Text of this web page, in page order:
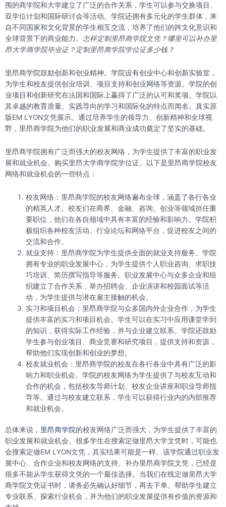
围的商学院和大学建立了广泛的合作关系，学生可以参与交换项目、
双学位计划和国际研讨会等活动。学院还拥有多元化的学生群体，来
自不同国家和文化背景的学生相互交流，培养了他们的跨文化意识和
全球背景下的商业能力。 怎样定制里昂商学院文凭？哪里可以补办里
昂大学商学院毕业证？定制里昂商学院学位证多少钱？
里昂商学院鼓励创新和创业精神。学院设有创业中心和创新实验室，
为学生和校友提供创业培训、项目支持和创业网络等资源。学院的创
业项目和创新研究在法国和国际上赢得了广泛的认可和奖项。学院以
其卓越的教育质量、实践导向的学习和国际化的特点而闻名。真实原
版EM LYON文凭展示。通过培养学生的领导力、创新精神和全球视
野，里昂商学院为他们的职业发展和商业成功奠定了坚实的基础。
里昂商学院拥有广泛而强大的校友网络，为学生提供了丰富的职业发
展和就业机会。购买里昂大学商学院学位证。以下是里昂商学院校友
网络和就业机会的一些特点：
校友网络：里昂商学院的校友网络遍布全球，涵盖了各行各业
的精英人才。校友们在商界、金融、咨询、创业等领域担任重
要职位，他们在各自领域中具有丰富的经验和影响力。学院积
极组织各种校友活动、行业论坛和网络平台，促进校友之间的
交流和合作。
就业支持：里昂商学院为学生提供全面的就业支持服务。学院
拥有专业的职业发展中心，为学生提供个人职业咨询、求职技
巧培训、简历撰写指导等服务。职业发展中心与众多企业和组
织建立了合作关系，举办招聘会、企业演讲和校园面试等活
动，为学生提供与潜在雇主接触的机会。
实习和项目机会：里昂商学院与众多国内外企业合作，为学生
提供丰富的实习和项目机会。学生可以在实习中应用课堂学到
的知识，获得实际工作经验，并与企业建立联系。学院还鼓励
学生参与创业项目、商业竞赛和研究项目，提供支持和资源，
帮助他们实现创新和创业的梦想。
校友就业机会：里昂商学院的校友在各行各业中具有广泛的影
响力和职业机会。学院的校友网络为学生提供了与校友互动和
合作的机会，包括校友导师计划、校友企业讲座和职业导师指
导等。通过与校友建立联系，学生可以获得行业内的内部推荐
和就业机会。
总体来说， 里昂商学院的校友网络广泛而强大，为学生提供了丰富的
职业发展和就业机会。很多学生在搜索定做里昂大学文凭时，可能也
会搜索定做EM LYON文凭，其实结果可能是一样。该学院通过职业发
展中心、合作企业和校友网络的支持。补办里昂商学院文凭，已经是
很多不能从学生获得文凭的一个最佳选择。当我们在线定做里昂大学
商学院文凭证书时，请务必先确认好细节，再去下单。帮助学生建立
专业联系、探索行业机会，并为他们的职业发展提供有价值的资源和